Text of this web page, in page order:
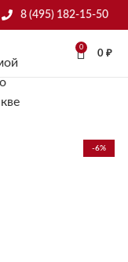
8 (495) 182-15-50
0
0 ₽
-6%